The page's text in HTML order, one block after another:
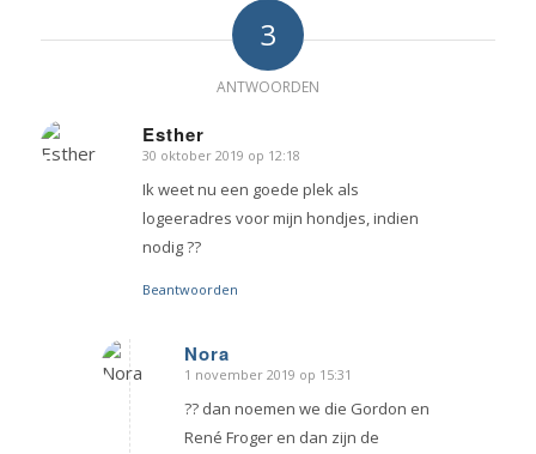
3
ANTWOORDEN
Esther
zegt:
30 oktober 2019 op 12:18
Ik weet nu een goede plek als
logeeradres voor mijn hondjes, indien
nodig ??
Beantwoorden
Nora
zegt:
1 november 2019 op 15:31
?? dan noemen we die Gordon en
René Froger en dan zijn de